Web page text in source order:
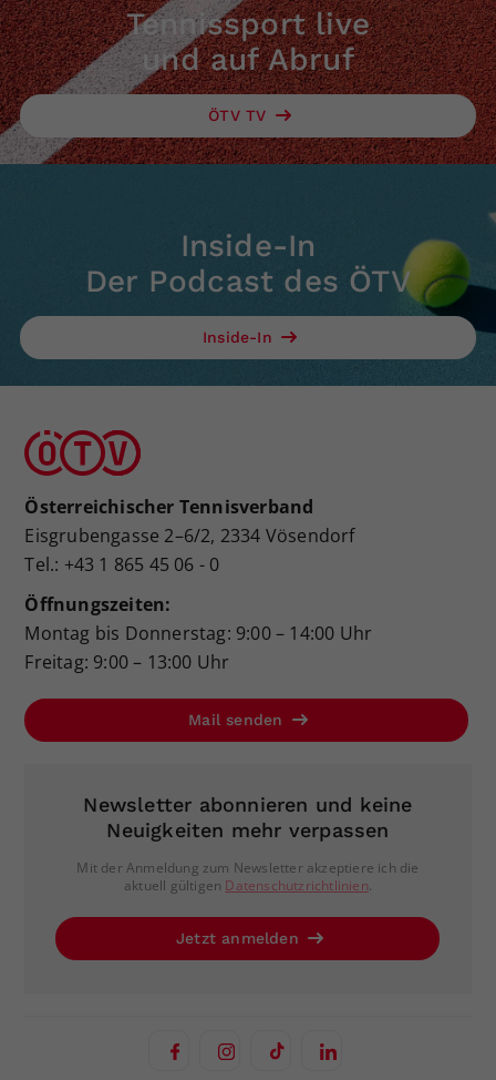
Tennissport live
und auf Abruf
ÖTV TV
Inside-In
Der Podcast des ÖTV
Inside-In
Österreichischer Tennisverband
Eisgrubengasse 2–6/2, 2334 Vösendorf
Tel.: +43 1 865 45 06 - 0
Öffnungszeiten:
Montag bis Donnerstag: 9:00 – 14:00 Uhr
Freitag: 9:00 – 13:00 Uhr
Mail senden
Newsletter abonnieren und keine
Neuigkeiten mehr verpassen
Mit der Anmeldung zum Newsletter akzeptiere ich die
aktuell gültigen Datenschutzrichtlinien.
Jetzt anmelden